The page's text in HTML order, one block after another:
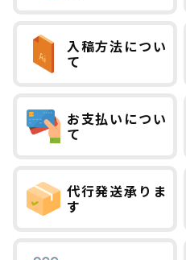
入稿方法につい
て
お支払いについ
て
代行発送承りま
す